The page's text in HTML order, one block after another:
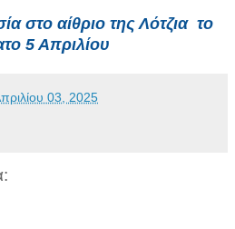
στο αίθριο της Λότζια το
5 Απριλίου
03, 2025